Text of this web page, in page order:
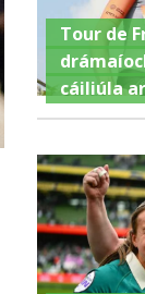
Tour de
cáiliúla